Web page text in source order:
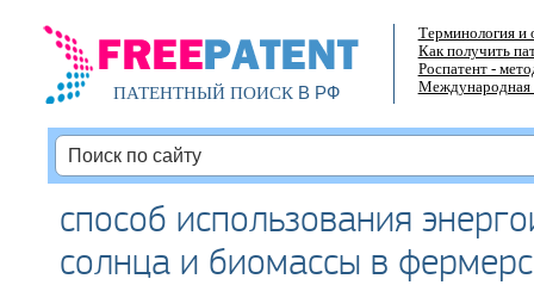
ПАТЕНТНЫЙ ПОИСКВ РФ
Терминология и
Как получить
Роспатент -
Международная
способ использования
солнца и биомассы в